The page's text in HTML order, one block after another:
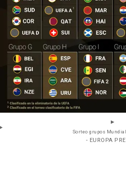
Sorteo grupos
- EUROPA